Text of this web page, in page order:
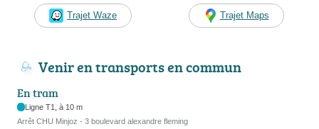
Trajet Waze Trajet Maps
Venir en transports en commun
En tram
Ligne T1, à 10 m
Arrêt CHU Minjoz - 3 boulevard alexandre fleming